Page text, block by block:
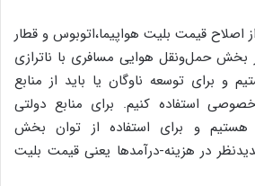
اصلاح قیمت بلیت هواپیما،‌اتوبوس و قطار
بخش حمل‌ونقل هوایی مسافری با ناترازی
و برای توسعه ناوگان یا باید از منابع
استفاده کنیم. برای منابع دولتی
هستیم و برای استفاده از توان بخش
در هزینه-درآمدها یعنی قیمت بلیت